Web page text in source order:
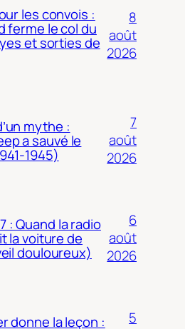
les convois :
ferme le col du
et sorties de
8
août
2026
mythe :
a sauvé le
1945)
7
août
2026
: Quand la radio
la voiture de
douloureux)
6
août
2026
donne la leçon :
5